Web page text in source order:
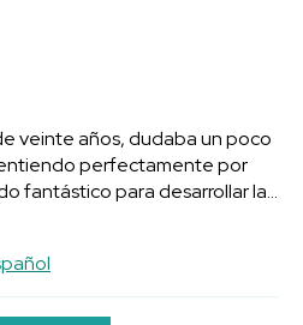
veinte años, dudaba un poco
perfectamente por
fantástico para desarrollar la...